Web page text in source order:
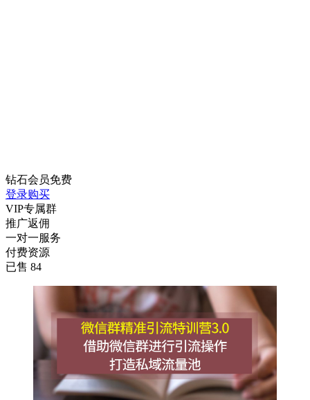
钻石会员免费
登录购买
VIP专属群
推广返佣
一对一服务
付费资源
已售 84